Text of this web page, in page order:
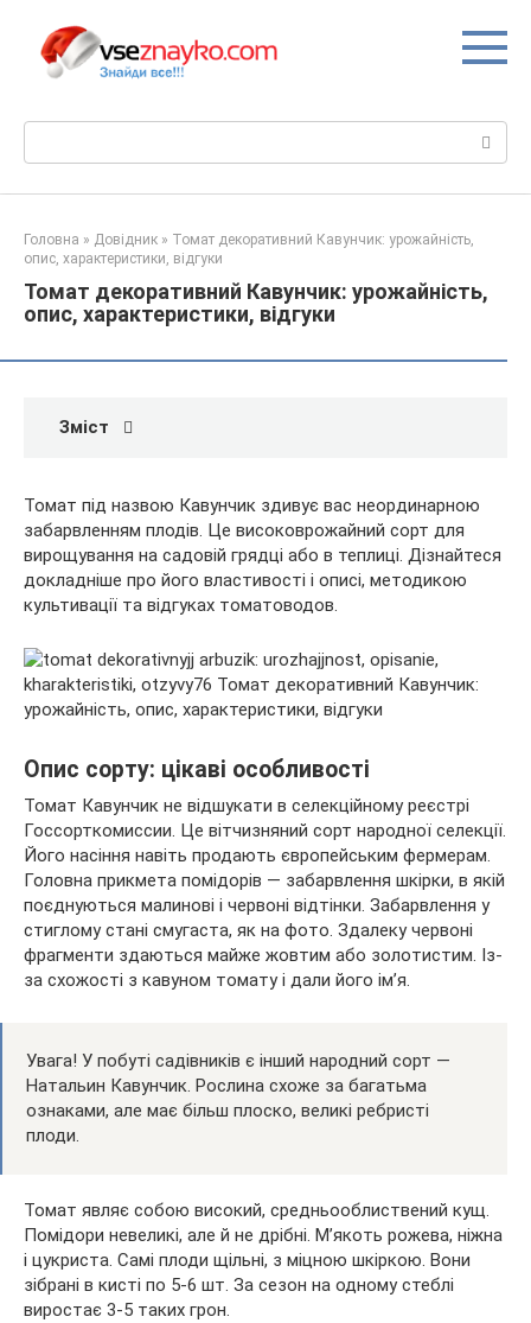
вмісту
Головна » Довідник » Томат декоративний Кавунчик: урожайність,
опис, характеристики, відгуки
Томат декоративний Кавунчик: урожайність,
опис, характеристики, відгуки
Зміст
Томат під назвою Кавунчик здивує вас неординарною
забарвленням плодів. Це високоврожайний сорт для
вирощування на садовій грядці або в теплиці. Дізнайтеся
докладніше про його властивості і описі, методикою
культивації та відгуках томатоводов.
Опис сорту: цікаві особливості
Томат Кавунчик не відшукати в селекційному реєстрі
Госсорткомиссии. Це вітчизняний сорт народної селекції.
Його насіння навіть продають європейським фермерам.
Головна прикмета помідорів — забарвлення шкірки, в якій
поєднуються малинові і червоні відтінки. Забарвлення у
стиглому стані смугаста, як на фото. Здалеку червоні
фрагменти здаються майже жовтим або золотистим. Із-
за схожості з кавуном томату і дали його ім’я.
Увага! У побуті садівників є інший народний сорт —
Натальин Кавунчик. Рослина схоже за багатьма
ознаками, але має більш плоско, великі ребристі
плоди.
Томат являє собою високий, средньооблиствений кущ.
Помідори невеликі, але й не дрібні. М’якоть рожева, ніжна
і цукриста. Самі плоди щільні, з міцною шкіркою. Вони
зібрані в кисті по 5-6 шт. За сезон на одному стеблі
виростає 3-5 таких грон.